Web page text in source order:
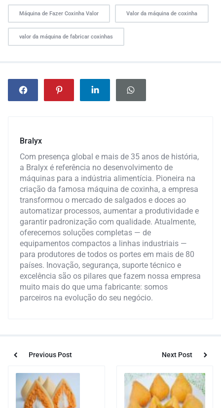
Máquina de Fazer Coxinha Valor Valor da máquina de coxinha
valor da máquina de fabricar coxinhas
Bralyx
Com presença global e mais de 35 anos de história,
a Bralyx é referência no desenvolvimento de
máquinas para a indústria alimentícia. Pioneira na
criação da famosa máquina de coxinha, a empresa
transformou o mercado de salgados e doces ao
automatizar processos, aumentar a produtividade e
garantir padronização com qualidade. Atualmente,
oferecemos soluções completas — de
equipamentos compactos a linhas industriais —
para produtores de todos os portes em mais de 80
países. Inovação, segurança, suporte técnico e
excelência são os pilares que fazem nossa empresa
muito mais do que uma fabricante: somos
parceiros na evolução do seu negócio.
Previous Post Next Post